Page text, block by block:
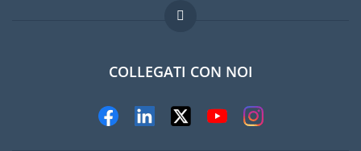
Lavori all'estero
Domande frequenti
COLLEGATI CON NOI